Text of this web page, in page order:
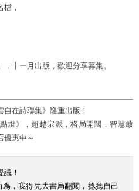
，
十一月出版，歡迎分享募集。
在詩聯集》隆重出版！
燈》，超越宗派，格局開闊，智慧啟
優惠中～
議！
，我得先去書局翻閱，捻捻自己